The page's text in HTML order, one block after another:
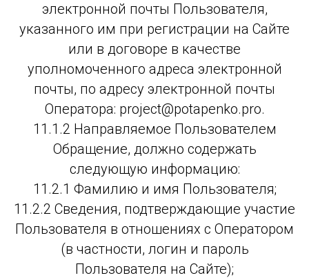
электронной почты Пользователя,
указанного им при регистрации на Сайте
или в договоре в качестве
уполномоченного адреса электронной
почты, по адресу электронной почты
Оператора: project@potapenko.pro.
11.1.2 Направляемое Пользователем
Обращение, должно содержать
следующую информацию:
11.2.1 Фамилию и имя Пользователя;
11.2.2 Сведения, подтверждающие участие
Пользователя в отношениях с Оператором
(в частности, логин и пароль
Пользователя на Сайте);